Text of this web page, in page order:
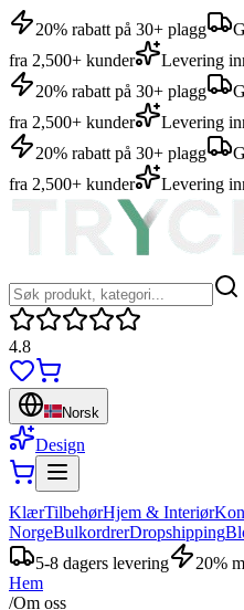
20% rabatt på 30+ plagg
fra 2,500+ kunder
Levering
20% rabatt på 30+ plagg
fra 2,500+ kunder
Levering
20% rabatt på 30+ plagg
fra 2,500+ kunder
Levering
4.8
Norsk
Design
KlærTilbehørHjem & Interiør
NorgeBulkordrerDropshipping
5-8 dagers levering
20%
Hem
/Om oss